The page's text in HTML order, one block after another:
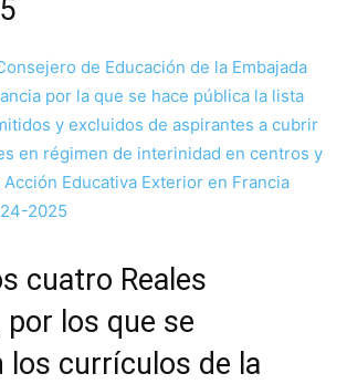
de Educación de la Embajada
por la que se hace pública la lista
y excluidos de aspirantes a cubrir
en régimen de interinidad en centros y
Educativa Exterior en Francia
2025
cuatro Reales
por los que se
los currículos de la